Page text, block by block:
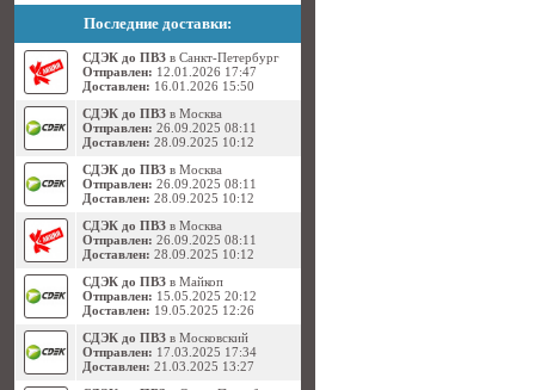
Последние доставки:
СДЭК до ПВЗ в Санкт-Петербург
Отправлен: 12.01.2026 17:47
Доставлен: 16.01.2026 15:50
СДЭК до ПВЗ в Москва
Отправлен: 26.09.2025 08:11
Доставлен: 28.09.2025 10:12
СДЭК до ПВЗ в Москва
Отправлен: 26.09.2025 08:11
Доставлен: 28.09.2025 10:12
СДЭК до ПВЗ в Москва
Отправлен: 26.09.2025 08:11
Доставлен: 28.09.2025 10:12
СДЭК до ПВЗ в Майкоп
Отправлен: 15.05.2025 20:12
Доставлен: 19.05.2025 12:26
СДЭК до ПВЗ в Московский
Отправлен: 17.03.2025 17:34
Доставлен: 21.03.2025 13:27